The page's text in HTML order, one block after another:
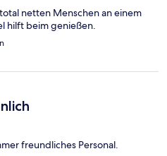
netten Menschen an einem
hilft beim genießen.
freundliches Personal.